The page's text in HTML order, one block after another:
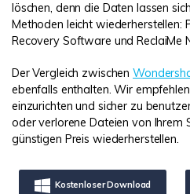
löschen, denn die Daten lassen
Methoden leicht wiederherstellen:
Recovery Software und ReclaiMe
Der Vergleich zwischen
ebenfalls enthalten. Wir
einzurichten und sicher zu
oder verlorene Dateien von Ihrem
günstigen Preis wiederherstellen.
Kostenloser Download